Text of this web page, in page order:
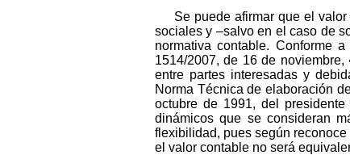
Se puede afirmar que el
sociales y –salvo en el caso de
normativa contable. Conforme
1514/2007, de 16 de
entre partes interesadas y
Norma Técnica de elaboración
octubre de 1991, del
dinámicos que se consideran
flexibilidad, pues según
el valor contable no será